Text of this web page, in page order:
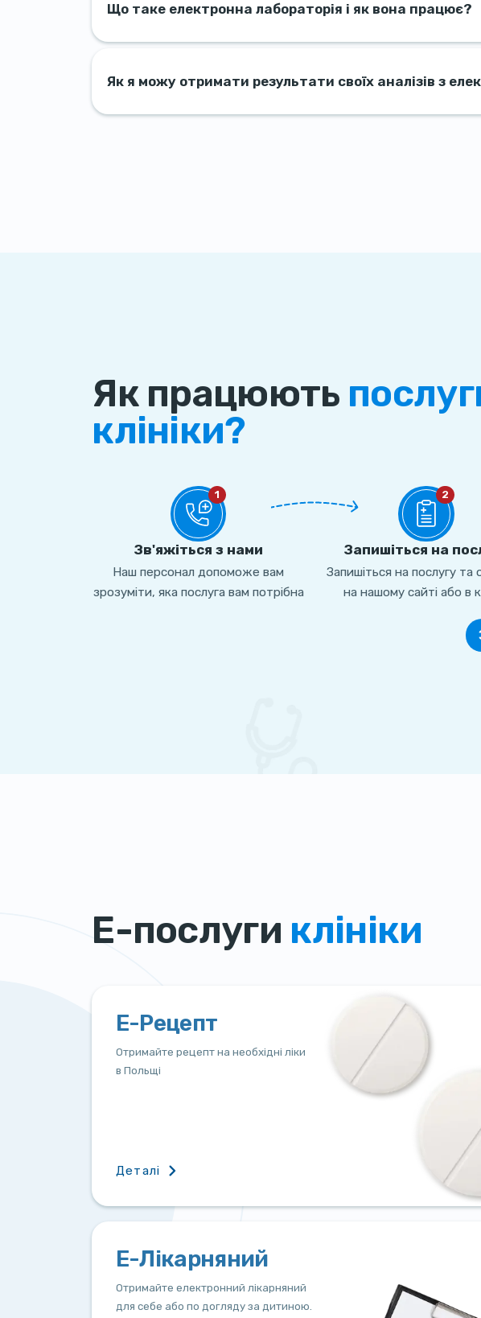
Що таке електронна лабораторія і як вона працює?
Як я можу отримати результати своїх аналізів з
Як працюють
клініки?
1
Зв'яжіться з нами
Наш персонал допоможе вам
зрозуміти, яка послуга вам потрібна
2
Запишіться на
Запишіться на послугу та
на нашому сайті або в
Е-послуги клініки
Е-Рецепт
Отримайте рецепт на необхідні ліки
в Польщі
Деталі
Е-Лікарняний
Отримайте електронний лікарняний
для себе або по догляду за дитиною.